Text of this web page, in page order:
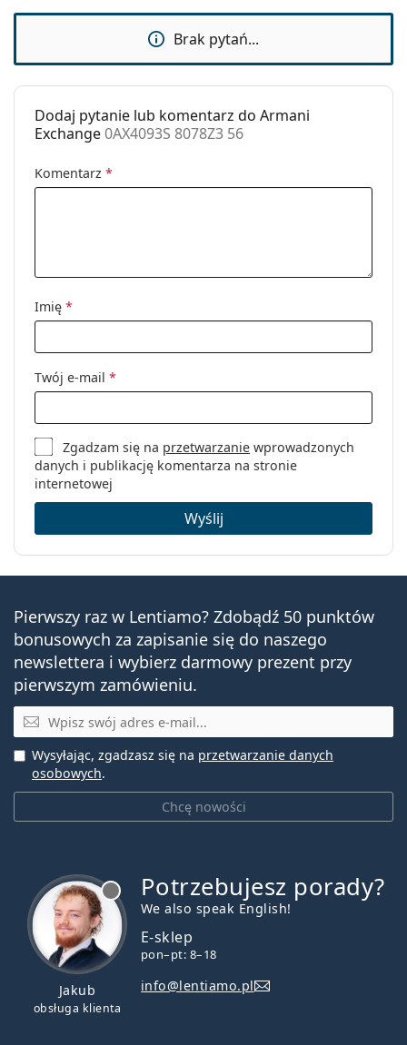
Kod:
0AX4093S 8078Z3 56
Brak pytań...
Dodaj pytanie lub komentarz do Armani
Exchange0AX4093S 8078Z3 56
Komentarz *
Imię *
Twój e-mail *
Zgadzam się na przetwarzanie wprowadzonych
danych i publikację komentarza na stronie
internetowej
Wyślij
Pierwszy raz w Lentiamo? Zdobądź 50 punktów
bonusowych za zapisanie się do naszego
newslettera i wybierz darmowy prezent przy
pierwszym zamówieniu.
E-mail
Chcę nowości
Wysyłając, zgadzasz się na przetwarzanie danych
osobowych.
Jakub
obsługa klienta
Potrzebujesz porady?
We also speak English!
E-sklep
pon–pt: 8–18
info@lentiamo.pl